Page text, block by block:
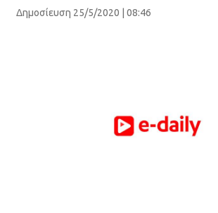
Life
Δημοσίευση 25/5/2020 | 08:46